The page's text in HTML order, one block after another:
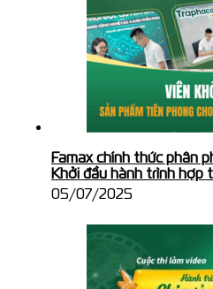
Famax chính thức phân
Khởi đầu hành trình hợp
05/07/2025